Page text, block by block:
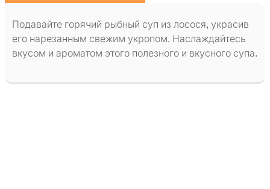
Подавайте горячий рыбный суп из лосося, украсив
его нарезанным свежим укропом. Наслаждайтесь
вкусом и ароматом этого полезного и вкусного супа.